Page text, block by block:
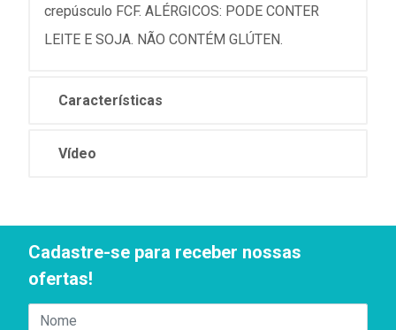
crepúsculo FCF. ALÉRGICOS: PODE CONTER
LEITE E SOJA. NÃO CONTÉM GLÚTEN.
Características
Vídeo
Cadastre-se para receber nossas
ofertas!